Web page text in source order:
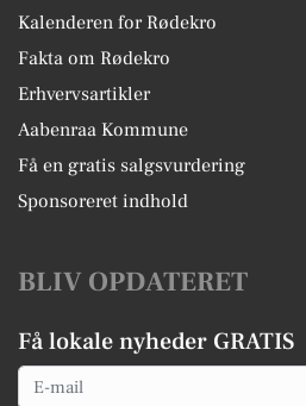
Kalenderen for Rødekro
Fakta om Rødekro
Erhvervsartikler
Aabenraa Kommune
Få en gratis salgsvurdering
Sponsoreret indhold
BLIV OPDATERET
Få lokale nyheder GRATIS
Email